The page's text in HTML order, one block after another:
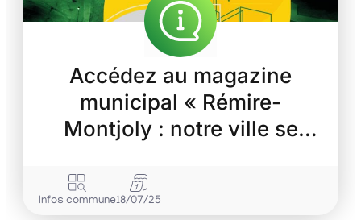
Accédez au magazine
municipal « Rémire-
Montjoly : notre ville se
Infos commune18/07/25